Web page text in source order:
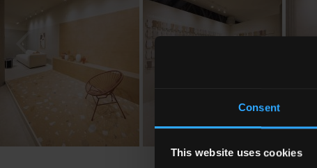
Consent
This website uses cookies